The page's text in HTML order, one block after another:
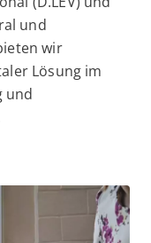
und
wir
Lösung im
und